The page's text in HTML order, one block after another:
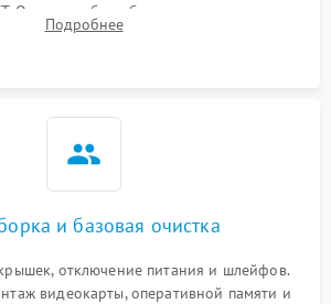
Оценка работы блока питания для
неисправностей без полного разбора.
Подробнее
и базовая очистка
отключение питания и шлейфов.
видеокарты, оперативной памяти и